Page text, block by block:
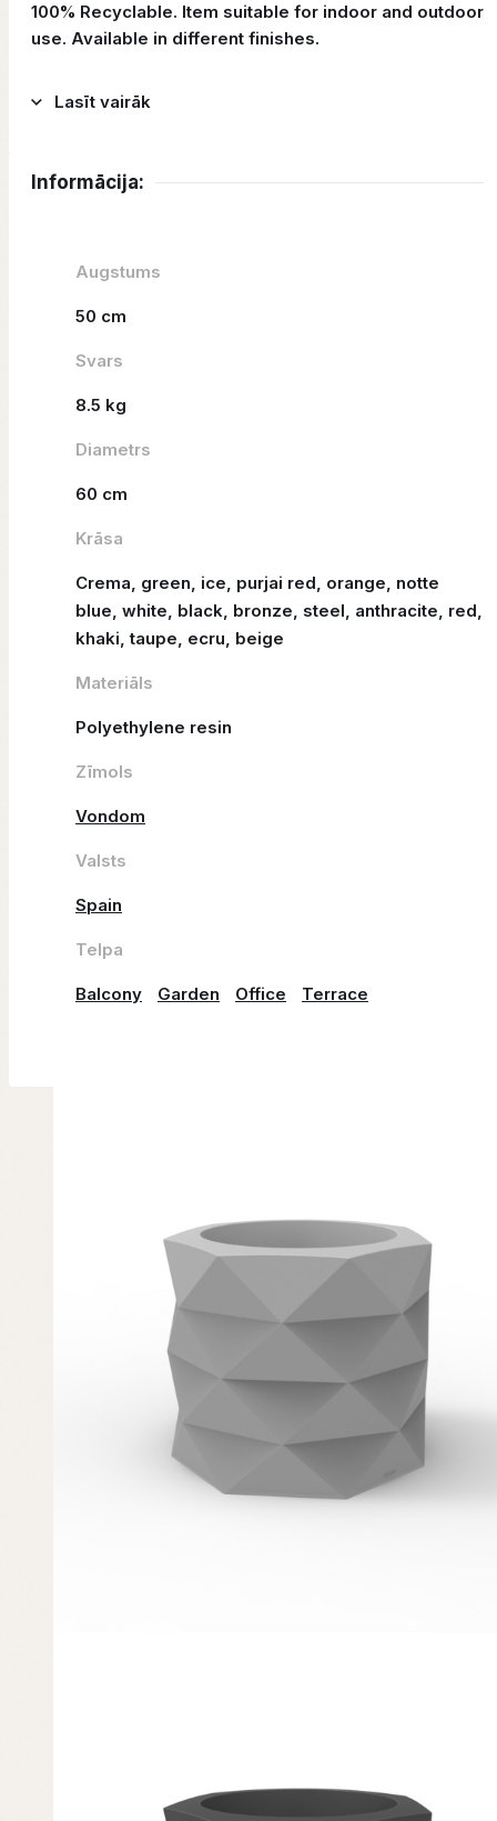
100% Recyclable. Item suitable for indoor and outdoor
use. Available in different finishes.
Lasīt vairāk
Informācija:
Augstums
50 cm
Svars
8.5 kg
Diametrs
60 cm
Krāsa
Crema, green, ice, purjai red, orange, notte
blue, white, black, bronze, steel, anthracite, red,
khaki, taupe, ecru, beige
Materiāls
Polyethylene resin
Zīmols
Vondom
Valsts
Spain
Telpa
Balcony Garden Office Terrace